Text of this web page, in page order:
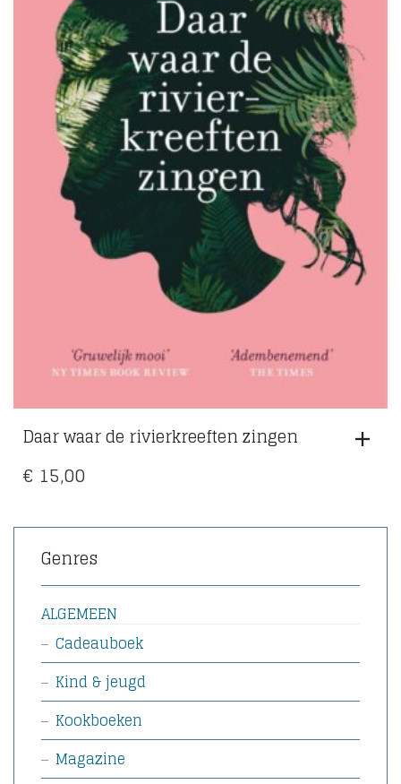
Daar waar de rivierkreeften zingen
€ 15,00
Genres
ALGEMEEN
Cadeauboek
Kind & jeugd
Kookboeken
Magazine